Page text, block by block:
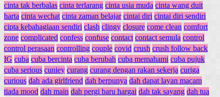
cinta tak berbalas cinta terlarang cinta usia muda cinta wang duit
harta cinta wechat cinta zaman belajar cintai diri cintai diri sendiri
cipta kebahagiaan sendiri clash clingy closure come clean comfort
zone complicated confess confuse contact contact semula control
control perasaan controlling couple covid crush crush follow back
IG cuba cuba bercinta cuba berubah cuba memahami cuba pujuk
cuba serious cuniey curang curang dengan rakan sekerja curiga
curious dah ada girlfriend dah berpunya dah dapat layan macam
tiada mood dah main dah pergi baru hargai dah tak sayang dah tua